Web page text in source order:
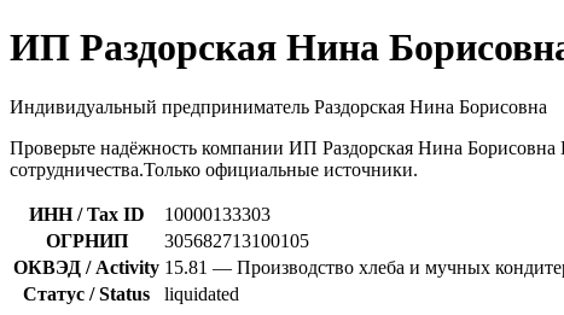
ИП Раздорская Нина
Индивидуальный предприниматель Раздорская Нина Борисовна
Проверьте надёжность компании ИП Раздорская Нина
сотрудничества.Только официальные источники.
ИНН / Tax ID
10000133303
ОГРНИП
305682713100105
ОКВЭД / Activity 15.81 — Производство хлеба и мучных
Статус / Status
liquidated